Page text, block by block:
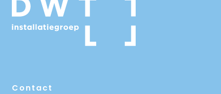
Contact